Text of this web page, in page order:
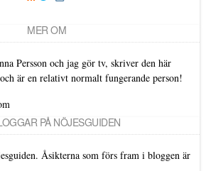
MER OM
Persson och jag gör tv, skriver den här
är en relativt normalt fungerande person!
PÅ NÖJESGUIDEN
Åsikterna som förs fram i bloggen är